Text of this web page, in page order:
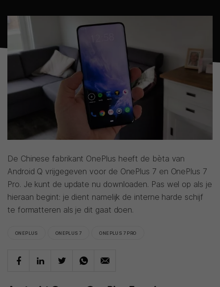
De Chinese fabrikant OnePlus heeft de bèta van
Android Q vrijgegeven voor de OnePlus 7 en OnePlus 7
Pro. Je kunt de update nu downloaden. Pas wel op als je
hieraan begint: je dient namelijk de interne harde schijf
te formatteren als je dit gaat doen.
ONEPLUS ONEPLUS 7 ONEPLUS 7 PRO